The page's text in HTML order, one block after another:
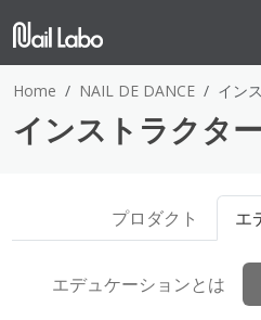
Home NAIL DE DANCE イン
インストラクタ
プロダクト エ
エデュケーションとは